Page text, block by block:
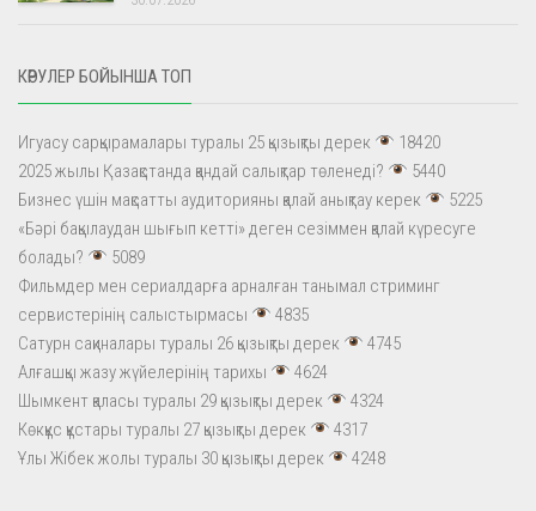
КӨРУЛЕР БОЙЫНША ТОП
Игуасу сарқырамалары туралы 25 қызықты дерек
18420
2025 жылы Қазақстанда қандай салықтар төленеді?
5440
Бизнес үшін мақсатты аудиторияны қалай анықтау керек
5225
«Бәрі бақылаудан шығып кетті» деген сезіммен қалай күресуге
болады?
5089
Фильмдер мен сериалдарға арналған танымал стриминг
сервистерінің салыстырмасы
4835
Сатурн сақиналары туралы 26 қызықты дерек
4745
Алғашқы жазу жүйелерінің тарихы
4624
Шымкент қаласы туралы 29 қызықты дерек
4324
Көкқұс құстары туралы 27 қызықты дерек
4317
Ұлы Жібек жолы туралы 30 қызықты дерек
4248